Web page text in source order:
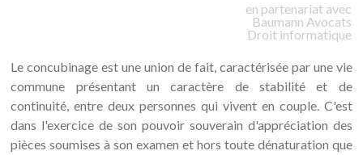
en partenariat avec
Baumann Avocats
Droit informatique
Le concubinage est une union de fait, caractérisée par une vie
commune présentant un caractère de stabilité et de
continuité, entre deux personnes qui vivent en couple. C'est
dans l'exercice de son pouvoir souverain d'appréciation des
pièces soumises à son examen et hors toute dénaturation que